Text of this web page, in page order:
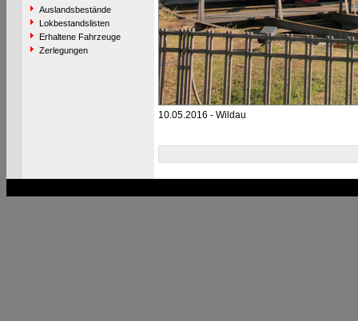
Auslandsbestände
Lokbestandslisten
Erhaltene Fahrzeuge
Zerlegungen
10.05.2016 - Wildau